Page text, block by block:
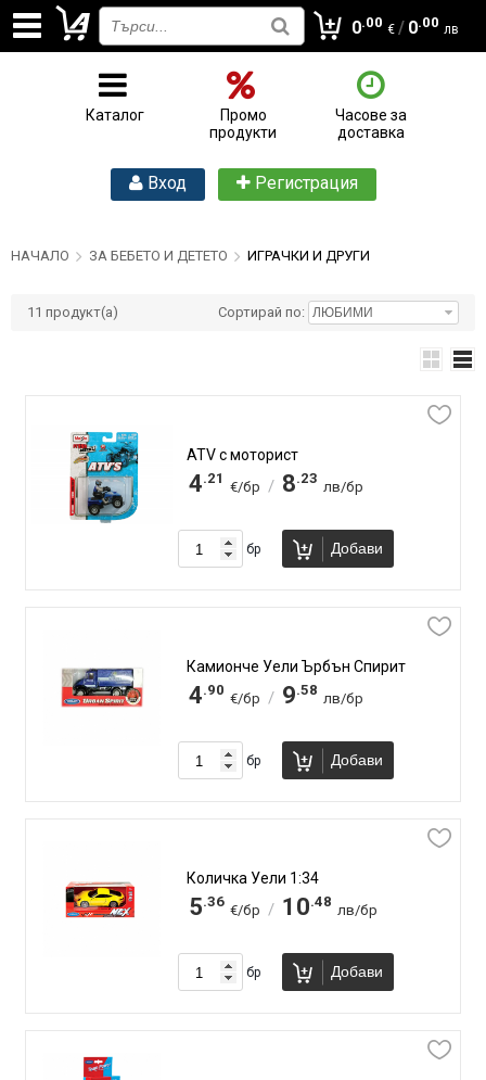
0.00 € / 0.00 лв
Каталог
Промо
продукти
Часове за
доставка
Вход Регистрация
НАЧАЛО ЗА БЕБЕТО И ДЕТЕТО ИГРАЧКИ И ДРУГИ
11 продукт(а) Сортирай по:
ATV с моторист
4.21
€/бр / 8.23
лв/бр
бр Добави
Камионче Уели Ърбън Спирит
4.90
€/бр / 9.58
лв/бр
бр Добави
Количка Уели 1:34
5.36
€/бр / 10.48
лв/бр
бр Добави